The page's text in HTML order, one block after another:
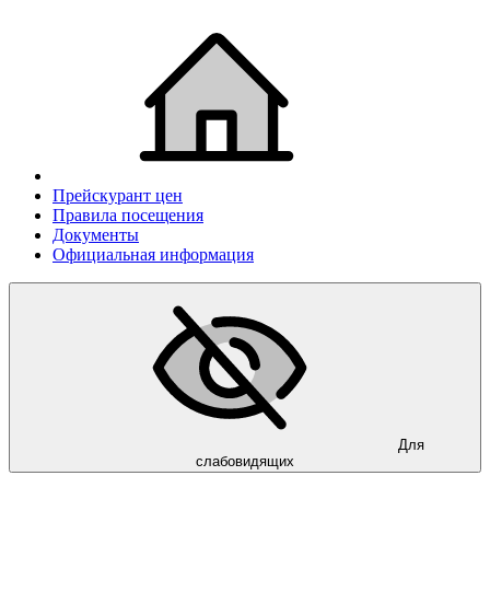
Прейскурант цен
Правила посещения
Документы
Официальная информация
Для
слабовидящих